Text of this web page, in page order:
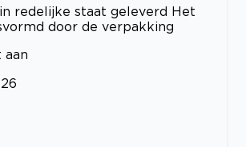
redelijke staat geleverd Het
door de verpakking
aan